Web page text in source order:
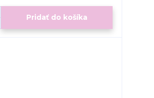
Pridať do košíka